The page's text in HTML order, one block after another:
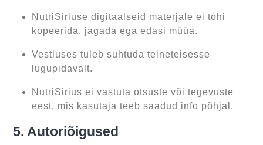
NutriSiriuse digitaalseid materjale ei tohi
kopeerida, jagada ega edasi müüa.
Vestluses tuleb suhtuda teineteisesse
lugupidavalt.
NutriSirius ei vastuta otsuste või tegevuste
eest, mis kasutaja teeb saadud info põhjal.
5. Autoriõigused